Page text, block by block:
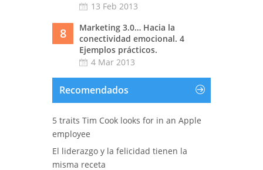
13 Feb 2013
8
Marketing 3.0… Hacia la
conectividad emocional. 4
Ejemplos prácticos.
4 Mar 2013
Recomendados
5 traits Tim Cook looks for in an Apple
employee
El liderazgo y la felicidad tienen la
misma receta